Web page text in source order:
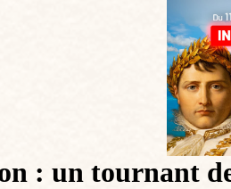
: un tournant